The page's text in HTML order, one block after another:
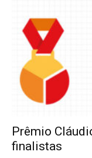
Prêmio
finalistas